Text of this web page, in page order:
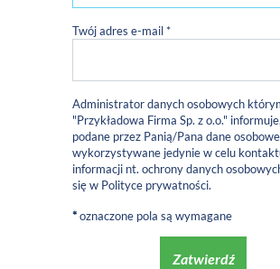
Twój adres e-mail *
Administrator danych osobowych
"Przykładowa Firma Sp. z o.o."
podane przez Panią/Pana dane
wykorzystywane jedynie w celu
informacji nt. ochrony danych
się w Polityce prywatności.
*oznaczone pola są wymagane
Zatwierdź